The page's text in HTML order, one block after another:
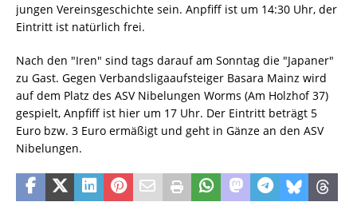
jungen Vereinsgeschichte sein. Anpfiff ist um 14:30 Uhr, der
Eintritt ist natürlich frei.
Nach den "Iren" sind tags darauf am Sonntag die "Japaner"
zu Gast. Gegen Verbandsligaaufsteiger Basara Mainz wird
auf dem Platz des ASV Nibelungen Worms (Am Holzhof 37)
gespielt, Anpfiff ist hier um 17 Uhr. Der Eintritt beträgt 5
Euro bzw. 3 Euro ermäßigt und geht in Gänze an den ASV
Nibelungen.